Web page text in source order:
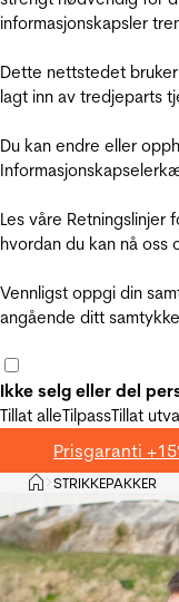
informasjonskapsler
Dette nettstedet
lagt inn av tredjeparts
Du kan endre eller
Les våre
hvordan du kan nå oss
Vennligst oppgi din
angående ditt
Ikke selg eller del
Tillat alleTilpassTillat
Prisgaranti
Hjem
>STRIKKEPAKKER